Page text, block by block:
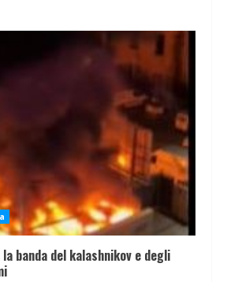
banda del kalashnikov e degli